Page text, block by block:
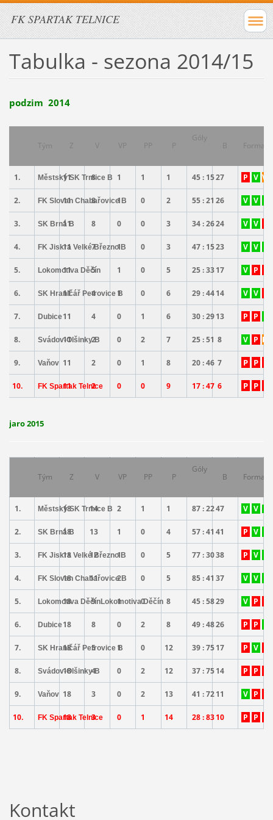
FK SPARTAK TELNICE
Tabulka - sezona 2014/15
podzim 2014
Tým
Z V VP PP P
Góly
B Forma
1. Městský SK Trmice B
11 8 1 1 1 45 : 1527 P V VP
2. FK Slovan Chabařovice B
11 8 1 0 2 55 : 21 26 V V
3. SK Brná B
11 8 0 0 3 34 : 2624 V V
4. FK Jiskra Velké Březno B
11 7 1 0 3 47 : 1523 V V
5. Lokomotiva Děčín
11 5 1 0 5 25 : 3317 V P
6. SK Hraničář Petrovice B
11 4 1 0 6 29 : 4414 V V
7. Dubice11 4 0 1 6 30 : 2913 P P
8. Svádov-Olšinky B
11 2 0 2 7 25 : 51 8 V P PP
9. Vaňov 11 2 0 1 8 20 : 46 7 P P
10. FK Spartak Telnice
11 2 0 0 9 17 : 47 6 P P
jaro 2015
Tým
Z V VP PP P
Góly
B Forma
1. Městský SK Trmice B
18 14 2 1 1 87 : 2247 V V
2. SK Brná B
18 13 1 0 4 57 : 41 41 P V
3. FK Jiskra Velké Březno B
18 12 1 0 5 77 : 3038 P V
4. FK Slovan Chabařovice B
18 11 2 0 5 85 : 41 37 V V
5. Lokomotiva DěčínLokomotiva Děčín
18 9 1 0 8 45 : 5829 V P
6. Dubice18 8 0 2 8 49 : 4826 P P
7. SK Hraničář Petrovice B
18 5 1 0 12 39 : 7517 P V
8. Svádov-Olšinky B
18 4 0 2 12 37 : 7514 P P
9. Vaňov 18 3 0 2 13 41 : 7211 V P
10. FK Spartak Telnice
18 3 0 1 14 28 : 8310 P P
Kontakt